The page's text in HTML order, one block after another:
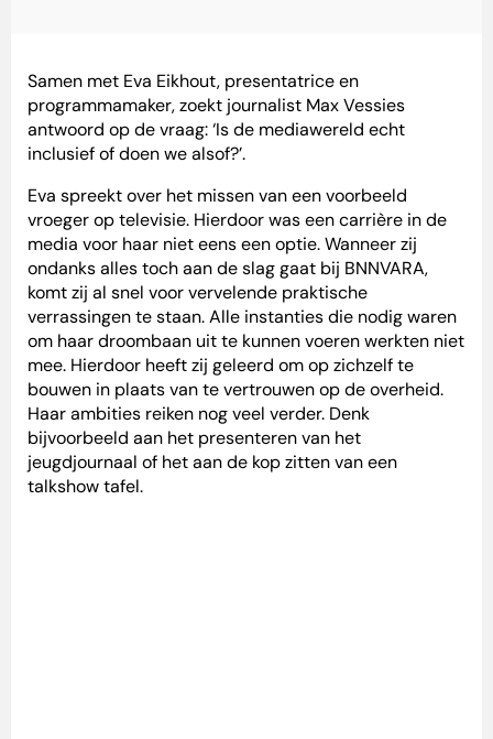
Samen met Eva Eikhout, presentatrice en
programmamaker, zoekt journalist Max Vessies
antwoord op de vraag: ‘Is de mediawereld echt
inclusief of doen we alsof?’.
Eva spreekt over het missen van een voorbeeld
vroeger op televisie. Hierdoor was een carrière in de
media voor haar niet eens een optie. Wanneer zij
ondanks alles toch aan de slag gaat bij BNNVARA,
komt zij al snel voor vervelende praktische
verrassingen te staan. Alle instanties die nodig waren
om haar droombaan uit te kunnen voeren werkten niet
mee. Hierdoor heeft zij geleerd om op zichzelf te
bouwen in plaats van te vertrouwen op de overheid.
Haar ambities reiken nog veel verder. Denk
bijvoorbeeld aan het presenteren van het
jeugdjournaal of het aan de kop zitten van een
talkshow tafel.